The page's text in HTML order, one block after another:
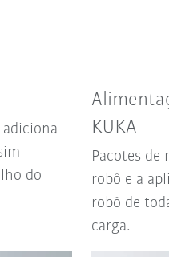
adiciona
do
KUKA
Pacotes
robô e a
robô de
carga.